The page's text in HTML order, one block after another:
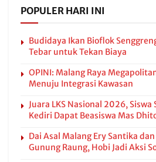
POPULER HARI INI
Budidaya Ikan Bioflok
Tebar untuk Tekan Biaya
OPINI: Malang Raya
Menuju Integrasi Kawasan
Juara LKS Nasional 2026,
Kediri Dapat Beasiswa Mas
Dai Asal Malang Ery Santika
Gunung Raung, Hobi Jadi Aksi